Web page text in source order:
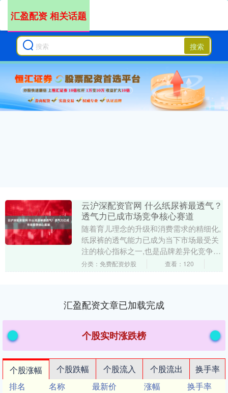
搜索
汇盈配资 相关话题
云沪深配资官网 什么纸尿裤最透气？
透气力已成市场竞争核心赛道
随着育儿理念的升级和消费需求的精细化,
纸尿裤的透气能力已成为当下市场最受关
注的核心指标之一,也是品牌差异化竞争的
关键突破口。据行业报告显示,2026年纸尿
分类：免费配资炒股 查看：120
汇盈配资文章已加载完成
个股实时涨跌榜
个股涨幅 个股跌幅 个股流入 个股流出
换手率
排名
名称 最新价 涨幅
换手率